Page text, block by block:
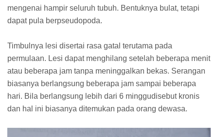
mengenai hampir seluruh tubuh. Bentuknya bulat, tetapi
dapat pula berpseudopoda.
Timbulnya lesi disertai rasa gatal terutama pada
permulaan. Lesi dapat menghilang setelah beberapa menit
atau beberapa jam tanpa meninggalkan bekas. Serangan
biasanya berlangsung beberapa jam sampai beberapa
hari. Bila berlangsung lebih dari 6 minggudisebut kronis
dan hal ini biasanya ditemukan pada orang dewasa.